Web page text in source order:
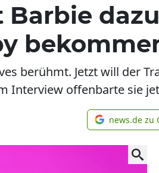
Barbie
berühmt. Jetzt will der
Interview offenbarte sie
news.de zu